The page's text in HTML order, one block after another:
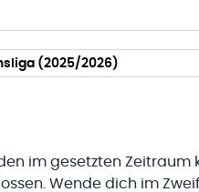
(2025/2026)
im gesetzten
Wende dich im